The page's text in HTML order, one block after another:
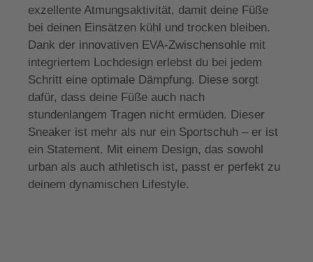
exzellente Atmungsaktivität, damit deine Füße
bei deinen Einsätzen kühl und trocken bleiben.
Dank der innovativen EVA-Zwischensohle mit
integriertem Lochdesign erlebst du bei jedem
Schritt eine optimale Dämpfung. Diese sorgt
dafür, dass deine Füße auch nach
stundenlangem Tragen nicht ermüden. Dieser
Sneaker ist mehr als nur ein Sportschuh – er ist
ein Statement. Mit einem Design, das sowohl
urban als auch athletisch ist, passt er perfekt zu
deinem dynamischen Lifestyle.